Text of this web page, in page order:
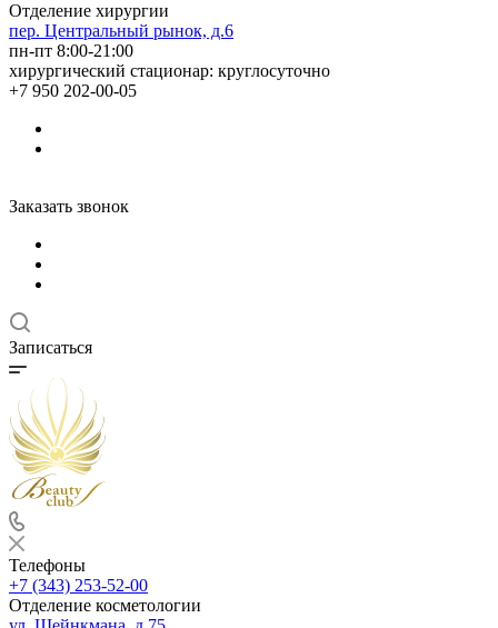
Отделение хирургии
пер. Центральный рынок, д.6
пн-пт 8:00-21:00
хирургический стационар: круглосуточно
+7 950 202-00-05
Заказать звонок
Записаться
Телефоны
+7 (343) 253-52-00
Отделение косметологии